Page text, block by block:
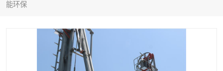
能环保
鹤管
液氨装鹤管 潜油泵鹤管